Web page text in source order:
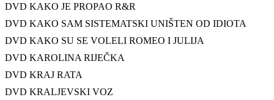
DVD KAKO JE PROPAO R&R
DVD KAKO SAM SISTEMATSKI UNIŠTEN OD IDIOTA
DVD KAKO SU SE VOLELI ROMEO I JULIJA
DVD KAROLINA RIJEČKA
DVD KRAJ RATA
DVD KRALJEVSKI VOZ